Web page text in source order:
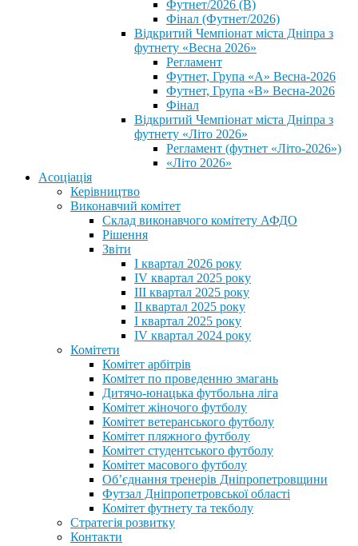
Футнет/2026 (В)
Фінал (Футнет/2026)
Відкритий Чемпіонат міста Дніпра з
футнету «Весна 2026»
Регламент
Футнет, Група «А» Весна-2026
Футнет, Група «В» Весна-2026
Фінал
Відкритий Чемпіонат міста Дніпра з
футнету «Літо 2026»
Регламент (футнет «Літо-2026»)
«Літо 2026»
Асоціація
Керівництво
Виконавчий комітет
Склад виконавчого комітету АФДО
Рішення
Звіти
I квартал 2026 року
IV квартал 2025 року
III квартал 2025 року
II квартал 2025 року
I квартал 2025 року
IV квартал 2024 року
Комітети
Комітет арбітрів
Комітет по проведенню змагань
Дитячо-юнацька футбольна ліга
Комітет жіночого футболу
Комітет ветеранського футболу
Комітет пляжного футболу
Комітет студентського футболу
Комітет масового футболу
Обʼєднання тренерів Дніпропетровщини
Футзал Дніпропетровської області
Комітет футнету та текболу
Стратегія розвитку
Контакти